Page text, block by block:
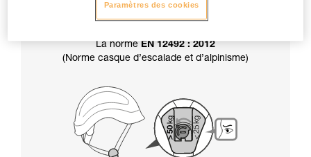
La norme EN 12492 : 2012
(Norme casque d’escalade et d’alpinisme)
Paramètres des cookies